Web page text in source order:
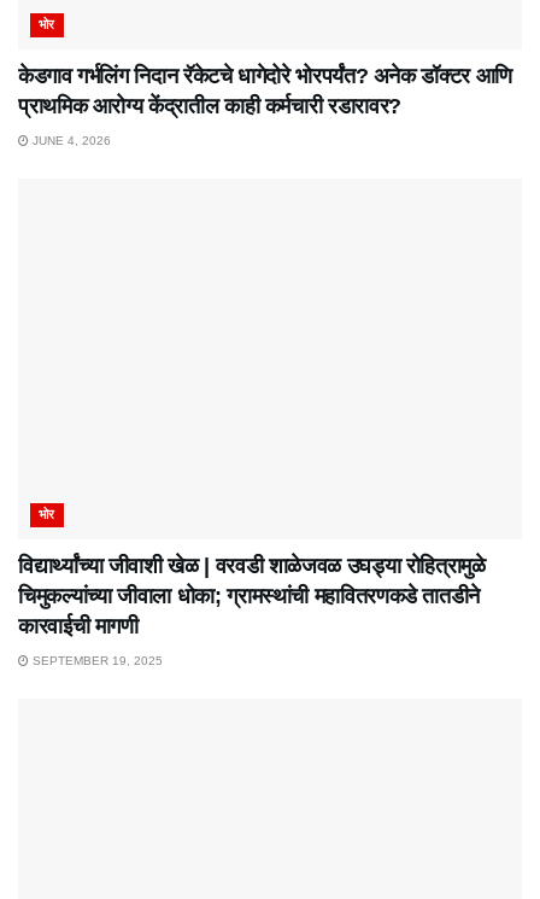
भोर
केडगाव गर्भलिंग निदान रॅकेटचे धागेदोरे भोरपर्यंत? अनेक डॉक्टर आणि
प्राथमिक आरोग्य केंद्रातील काही कर्मचारी रडारावर?
JUNE 4, 2026
भोर
विद्यार्थ्यांच्या जीवाशी खेळ | वरवडी शाळेजवळ उघड्या रोहित्रामुळे
चिमुकल्यांच्या जीवाला धोका; ग्रामस्थांची महावितरणकडे तातडीने
कारवाईची मागणी
SEPTEMBER 19, 2025